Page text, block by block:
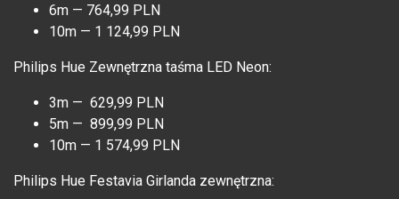
6m — 764,99 PLN
10m — 1 124,99 PLN
Philips Hue Zewnętrzna taśma LED Neon:
3m — 629,99 PLN
5m — 899,99 PLN
10m — 1 574,99 PLN
Philips Hue Festavia Girlanda zewnętrzna: